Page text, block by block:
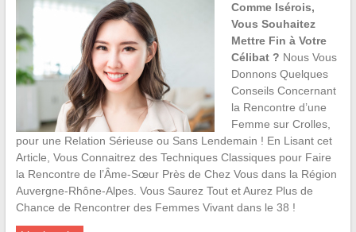
Comme Isérois,
Vous Souhaitez
Mettre Fin à Votre
Célibat ? Nous Vous
Donnons Quelques
Conseils Concernant
la Rencontre d’une
Femme sur Crolles,
pour une Relation Sérieuse ou Sans Lendemain ! En Lisant cet
Article, Vous Connaitrez des Techniques Classiques pour Faire
la Rencontre de l’Âme-Sœur Près de Chez Vous dans la Région
Auvergne-Rhône-Alpes. Vous Saurez Tout et Aurez Plus de
Chance de Rencontrer des Femmes Vivant dans le 38 !